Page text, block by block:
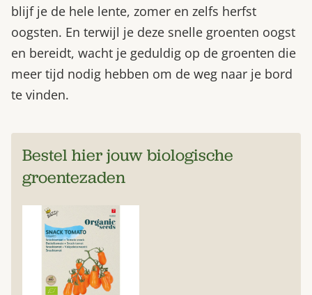
blijf je de hele lente, zomer en zelfs herfst
oogsten. En terwijl je deze snelle groenten oogst
en bereidt, wacht je geduldig op de groenten die
meer tijd nodig hebben om de weg naar je bord
te vinden.
Bestel hier jouw biologische
groentezaden